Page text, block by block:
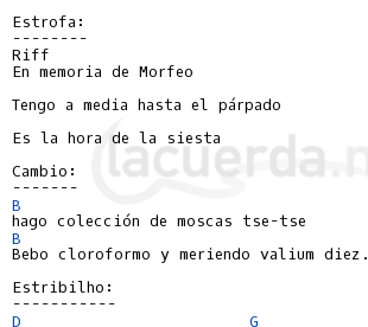
--------
Riff
En memoria de Morfeo
Tengo a media hasta el párpado
Es la hora de la siesta
-------
B
B
Bebo cloroformo y meriendo valium diez.
-----------
D
G